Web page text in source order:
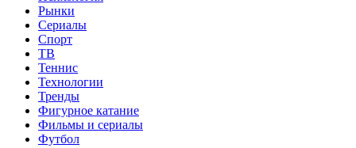
Рынки
Сериалы
Спорт
ТВ
Теннис
Технологии
Тренды
Фигурное катание
Фильмы и сериалы
Футбол